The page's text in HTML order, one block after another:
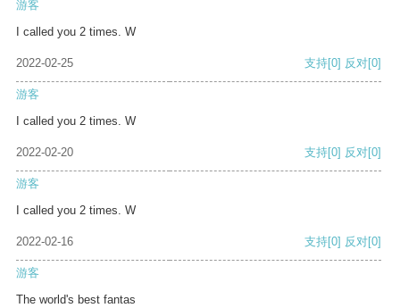
游客
I called you 2 times. W
2022-02-25 支持[0] 反对[0]
游客
I called you 2 times. W
2022-02-20 支持[0] 反对[0]
游客
I called you 2 times. W
2022-02-16 支持[0] 反对[0]
游客
The world's best fantas